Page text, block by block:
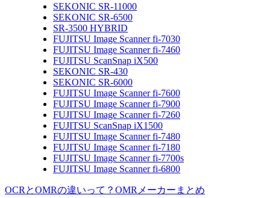
SEKONIC SR-11000
SEKONIC SR-6500
SR-3500 HYBRID
FUJITSU Image Scanner fi-7030
FUJITSU Image Scanner fi-7460
FUJITSU ScanSnap iX500
SEKONIC SR-430
SEKONIC SR-6000
FUJITSU Image Scanner fi-7600
FUJITSU Image Scanner fi-7900
FUJITSU Image Scanner fi-7260
FUJITSU ScanSnap iX1500
FUJITSU Image Scanner fi-7480
FUJITSU Image Scanner fi-7180
FUJITSU Image Scanner fi-7700s
FUJITSU Image Scanner fi-6800
OCRとOMRの違いって？OMRメーカーまとめ